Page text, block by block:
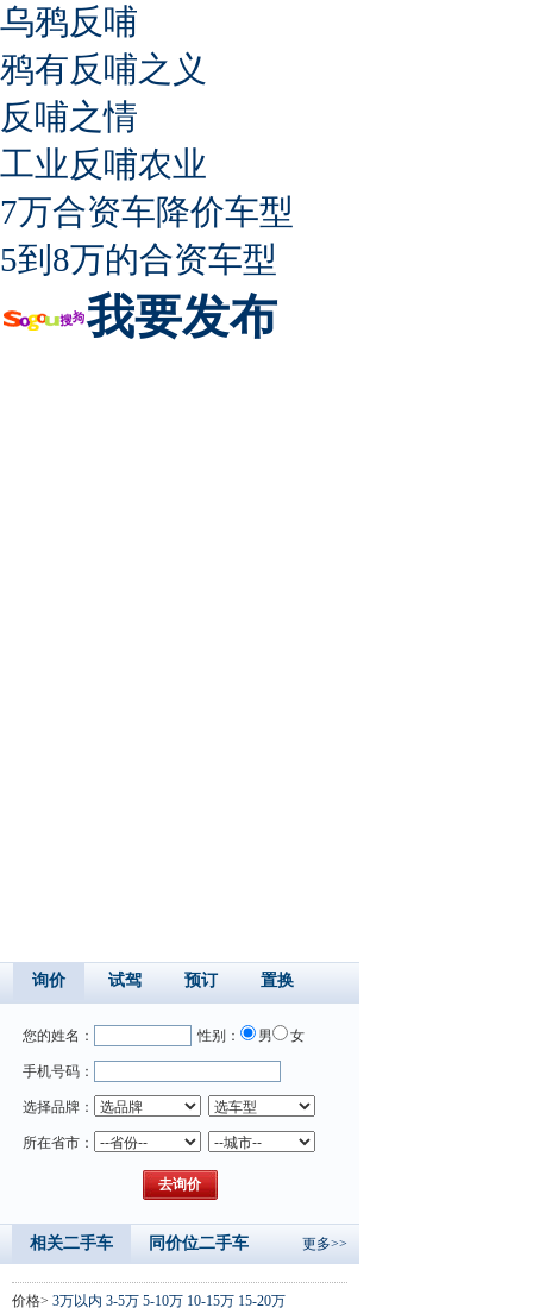
乌鸦反哺
鸦有反哺之义
反哺之情
工业反哺农业
7万合资车降价车型
5到8万的合资车型
我要发布
询价 试驾 预订 置换
您的姓名： 性别： 男 女
手机号码：
选择品牌：
所在省市：
相关二手车 同价位二手车 更多>>
价格> 3万以内 3-5万 5-10万 10-15万 15-20万